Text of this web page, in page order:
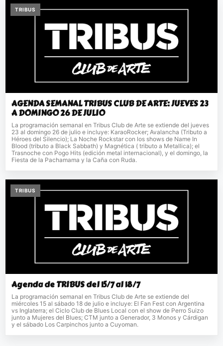
TRIBUS
AGENDA SEMANAL TRIBUS CLUB DE ARTE: JUEVES 23
A DOMINGO 26 DE JULIO
La programación semanal en Tribus Club de Arte se extiende del jueves
23 al domingo 26 de julio e incluye: KaraoRocker; Avalancha (Tributo a
Héroes del Silencio); La Noche Rockstar con los shows de Name In
Blood (tributo a Black Sabbath) y Magnética ( tributo a Metallica); el
Trasnoche con Pogo Hits (edición metal internacional), y el domingo, la
Fiesta de la Pachamama y la Caña con Ruda.
TRIBUS
Agenda de TRIBUS del 15/7 al 18/7
La programación semanal en Tribus Club de Arte se extiende del
miércoles 15 al sábado 18 de julio e incluye: El Fan Fest con Argentina
vs Inglaterra; el Ciclo Club de Blues Local con el show de Perro Suizo
junto a Mujeres del Blues; CTM junto a Generador, 3 Monos y Cárdigan
y el sábado Los Carpinchos junto a Cuyoman.